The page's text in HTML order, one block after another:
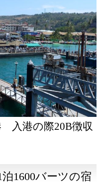
港の際20B徴収
1600バーツの宿